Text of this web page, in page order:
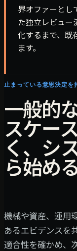
界オファーとし
た独立レビュー
化するまで、既
ます。
止まっている意思決定を
一般的
スケー
く、シ
ら始める
機械や資産、運用
あるエビデンスを
適合性を確かめ、